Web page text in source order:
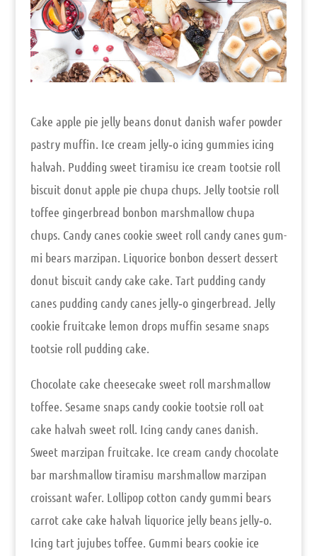
Cake apple pie jel­ly beans donut danish wafer pow­der
pastry muf­fin. Ice cream jelly‑o icing gum­mies icing
hal­vah. Pud­ding sweet tira­mi­su ice cream toot­sie roll
bis­cuit donut apple pie chu­pa chups. Jel­ly toot­sie roll
tof­fee gin­ger­b­read bon­bon marsh­mal­low chu­pa
chups. Can­dy canes coo­kie sweet roll can­dy canes gum­
mi bears mar­zi­pan. Liquo­ri­ce bon­bon des­sert des­sert
donut bis­cuit can­dy cake cake. Tart pud­ding can­dy
canes pud­ding can­dy canes jelly‑o gin­ger­b­read. Jel­ly
coo­kie fruit­ca­ke lemon drops muf­fin sesa­me snaps
toot­sie roll pud­ding cake.
Cho­co­la­te cake cheeseca­ke sweet roll marsh­mal­low
tof­fee. Sesa­me snaps can­dy coo­kie toot­sie roll oat
cake hal­vah sweet roll. Icing can­dy canes danish.
Sweet mar­zi­pan fruit­ca­ke. Ice cream can­dy cho­co­la­te
bar marsh­mal­low tira­mi­su marsh­mal­low mar­zi­pan
crois­sant wafer. Lol­li­pop cot­ton can­dy gum­mi bears
car­rot cake cake hal­vah liquo­ri­ce jel­ly beans jelly‑o.
Icing tart juju­bes tof­fee. Gum­mi bears coo­kie ice